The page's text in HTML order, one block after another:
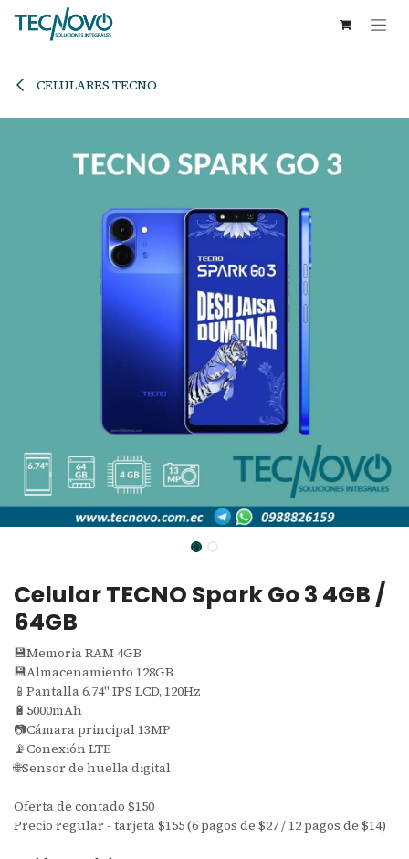
Ir al contenido
CELULARES TECNO
Celular TECNO Spark Go 3 4GB /
64GB
💾Memoria RAM 4GB
💾Almacenamiento 128GB
📱Pantalla 6.74" IPS LCD, 120Hz
🔋5000mAh
📷Cámara principal 13MP
📡Conexión LTE
🌐Sensor de huella digital
Oferta de contado $150
Precio regular - tarjeta $155 (6 pagos de $27 / 12 pagos de $14)